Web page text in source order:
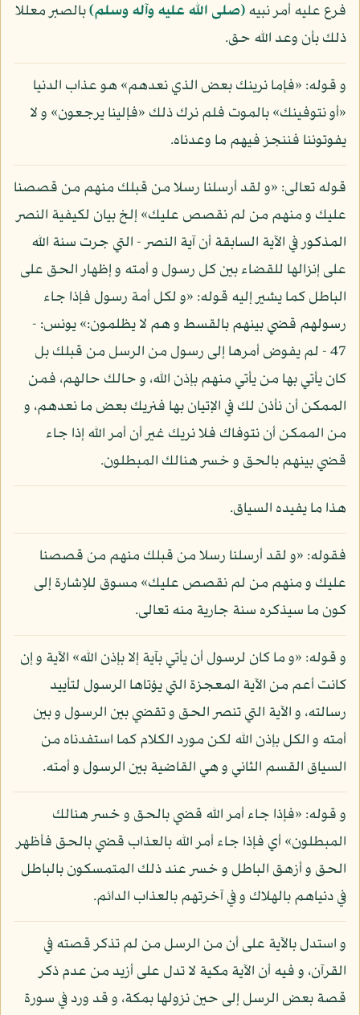
فرع عليه أمر نبيه(صلى الله عليه وآله وسلم)بالصبر معللا
ذلك بأن وعد الله حق.
و قوله: «فإما نرينك بعض الذي نعدهم» هو عذاب الدنيا
«أو نتوفينك» بالموت فلم نرك ذلك «فإلينا يرجعون» و لا
يفوتوننا فننجز فيهم ما وعدناه.
قوله تعالى: «و لقد أرسلنا رسلا من قبلك منهم من قصصنا
عليك و منهم من لم نقصص عليك» إلخ بيان لكيفية النصر
المذكور في الآية السابقة أن آية النصر - التي جرت سنة الله
على إنزالها للقضاء بين كل رسول و أمته و إظهار الحق على
الباطل كما يشير إليه قوله: «و لكل أمة رسول فإذا جاء
رسولهم قضي بينهم بالقسط و هم لا يظلمون:» يونس: -
47 - لم يفوض أمرها إلى رسول من الرسل من قبلك بل
كان يأتي بها من يأتي منهم بإذن الله، و حالك حالهم، فمن
الممكن أن نأذن لك في الإتيان بها فنريك بعض ما نعدهم، و
من الممكن أن نتوفاك فلا نريك غير أن أمر الله إذا جاء
قضي بينهم بالحق و خسر هنالك المبطلون.
هذا ما يفيده السياق.
فقوله: «و لقد أرسلنا رسلا من قبلك منهم من قصصنا
عليك و منهم من لم نقصص عليك» مسوق للإشارة إلى
كون ما سيذكره سنة جارية منه تعالى.
و قوله: «و ما كان لرسول أن يأتي بآية إلا بإذن الله» الآية و إن
كانت أعم من الآية المعجزة التي يؤتاها الرسول لتأييد
رسالته، و الآية التي تنصر الحق و تقضي بين الرسول و بين
أمته و الكل بإذن الله لكن مورد الكلام كما استفدناه من
السياق القسم الثاني و هي القاضية بين الرسول و أمته.
و قوله: «فإذا جاء أمر الله قضي بالحق و خسر هنالك
المبطلون» أي فإذا جاء أمر الله بالعذاب قضي بالحق فأظهر
الحق و أزهق الباطل و خسر عند ذلك المتمسكون بالباطل
في دنياهم بالهلاك و في آخرتهم بالعذاب الدائم.
و استدل بالآية على أن من الرسل من لم تذكر قصته في
القرآن، و فيه أن الآية مكية لا تدل على أزيد من عدم ذكر
قصة بعض الرسل إلى حين نزولها بمكة، و قد ورد في سورة